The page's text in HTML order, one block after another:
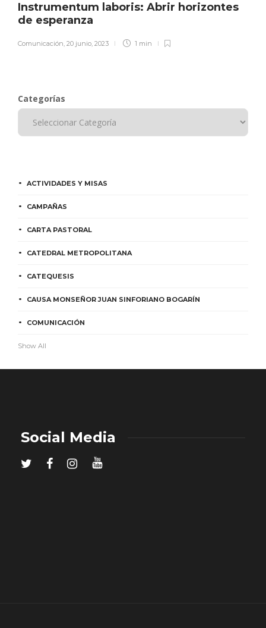
Instrumentum laboris: Abrir horizontes
de esperanza
Comunicación, 20 junio, 2023 1 min
Categorías
ACTIVIDADES Y MISAS
CAMPAÑAS
CARTA PASTORAL
CATEDRAL METROPOLITANA
CATEQUESIS
CAUSA MONSEÑOR JUAN SINFORIANO BOGARÍN
COMUNICACIÓN
Show All
Social Media